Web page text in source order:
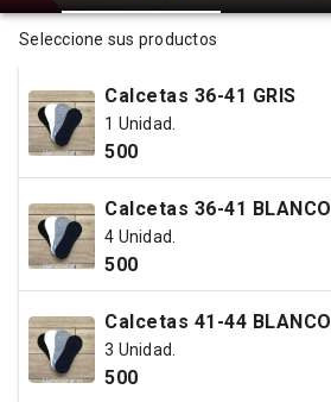
Seleccione sus productos
Calcetas 36-41 GRIS
1 Unidad.
500
Calcetas 36-41 BLANCO
4 Unidad.
500
Calcetas 41-44 BLANCO
3 Unidad.
500